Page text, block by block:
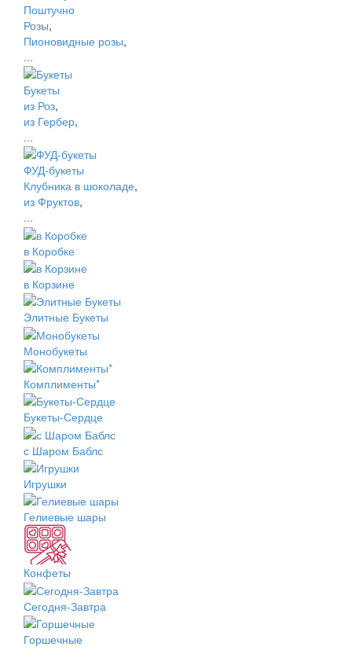
Поштучно
Розы,
Пионовидные розы,
...
Букеты
из Роз,
из Гербер,
...
ФУД-букеты
Клубника в шоколаде,
из Фруктов,
...
в Коробке
в Корзине
Элитные Букеты
Монобукеты
Комплименты*
Букеты-Сердце
с Шаром Баблс
Игрушки
Гелиевые шары
Конфеты
Сегодня-Завтра
Горшечные